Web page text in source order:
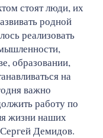
стоят люди, их
родной
реализовать
образовании,
на
важно
работу по
жизни наших
Демидов.